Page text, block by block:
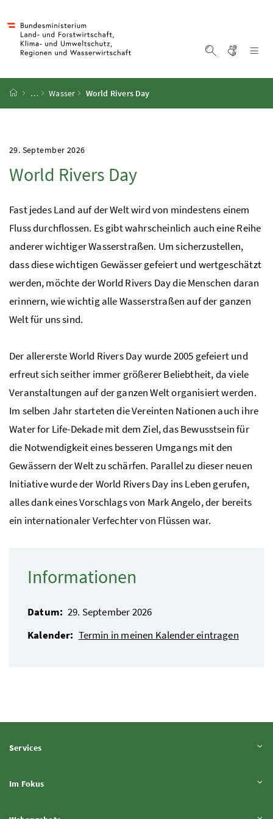
Startseite
… Wasser World Rivers Day
29. September 2026
World Rivers Day
Fast jedes Land auf der Welt wird von mindestens einem
Fluss durchflossen. Es gibt wahrscheinlich auch eine Reihe
anderer wichtiger Wasserstraßen. Um sicherzustellen,
dass diese wichtigen Gewässer gefeiert und wertgeschätzt
werden, möchte der World Rivers Day die Menschen daran
erinnern, wie wichtig alle Wasserstraßen auf der ganzen
Welt für uns sind.
Der allererste World Rivers Day wurde 2005 gefeiert und
erfreut sich seither immer größerer Beliebtheit, da viele
Veranstaltungen auf der ganzen Welt organisiert werden.
Im selben Jahr starteten die Vereinten Nationen auch ihre
Water for Life-Dekade mit dem Ziel, das Bewusstsein für
die Notwendigkeit eines besseren Umgangs mit den
Gewässern der Welt zu schärfen. Parallel zu dieser neuen
Initiative wurde der World Rivers Day ins Leben gerufen,
alles dank eines Vorschlags von Mark Angelo, der bereits
ein internationaler Verfechter von Flüssen war.
Informationen
Datum: 29. September 2026
Kalender: Termin in meinen Kalender eintragen
ServicesInhalt aufklappen
Im FokusInhalt aufklappen